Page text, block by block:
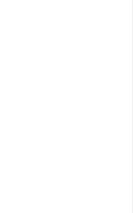
“Урт цагаан”-ыг
чөлөөт цагаа
жуулчид зорьж
төслийн удирдах
аас Монгол Улсад
хүлээн
УЛСТАЙ
АЖИЛЛАГААГ
сургуульд, 8100
сургуульд